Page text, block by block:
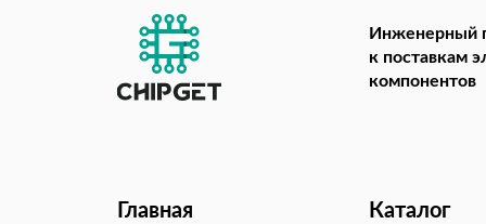
Инженерный
к поставкам
компонентов
Главная Каталог